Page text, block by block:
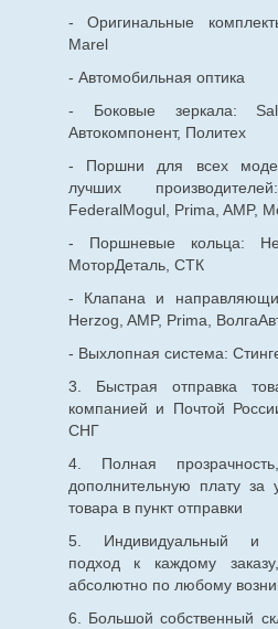
- Оригинальные
Marel
- Автомобильная оптика
- Боковые зеркала:
Автокомпонент, Политех
- Поршни для всех
лучших
FederalMogul, Prima, AMP,
- Поршневые кольца:
МоторДеталь, СТК
- Клапана и
Herzog, AMP, Prima,
- Выхлопная система:
3. Быстрая отправка
компанией и Почтой
СНГ
4. Полная
дополнительную плату за
товара в пункт отправки
5. Индивидуальный и
подход к каждому
абсолютно по любому
6. Большой собственный